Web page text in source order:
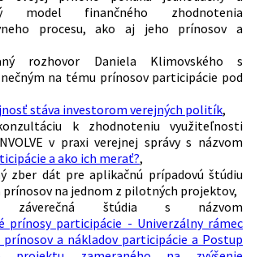
model finančného zhodnotenia
procesu, ako aj jeho prínosov a
rozhovor Daniela Klimovského s
na tému prínosov participácie pod
stáva investorom verejných politík,
k zhodnoteniu využiteľnosti
v praxi verejnej správy s názvom
a ako ich merať?,
zber dát pre aplikačnú prípadovú štúdiu
na jednom z pilotných projektov,
záverečná štúdia s názvom
prínosy participácie - Univerzálny rámec
prínosov a nákladov participácie a Postup